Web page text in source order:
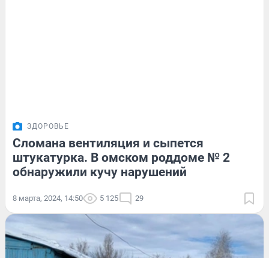
ЗДОРОВЬЕ
Сломана вентиляция и сыпется
штукатурка. В омском роддоме № 2
обнаружили кучу нарушений
8 марта, 2024, 14:50 5 125 29